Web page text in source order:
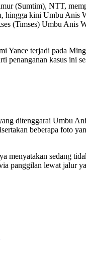
(Sumtim), NTT,
kini Umbu Anis
(Timses) Umbu Anis
Yance terjadi pada
kasus ini
ditenggarai Umbu
beberapa foto
sedang
panggilan lewat jalur